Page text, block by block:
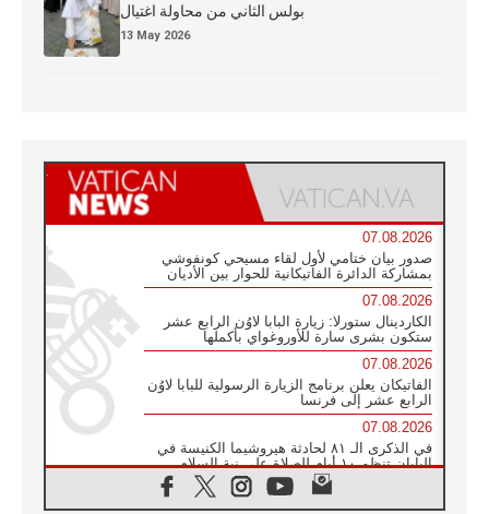
بولس الثاني من محاولة اغتيال
13 May 2026
07.08.2026
صدور بيان ختامي لأول لقاء مسيحي كونفوشي
بمشاركة الدائرة الفاتيكانية للحوار بين الأديان
07.08.2026
الكاردينال ستورلا: زيارة البابا لاوُن الرابع عشر
ستكون بشرى سارة للأوروغواي بأكملها
07.08.2026
الفاتيكان يعلن برنامج الزيارة الرسولية للبابا لاوُن
الرابع عشر إلى فرنسا
07.08.2026
في الذكرى الـ ٨١ لحادثة هيروشيما الكنيسة في
اليابان تنظم ١٠ أيام للصلاة على نية السلام